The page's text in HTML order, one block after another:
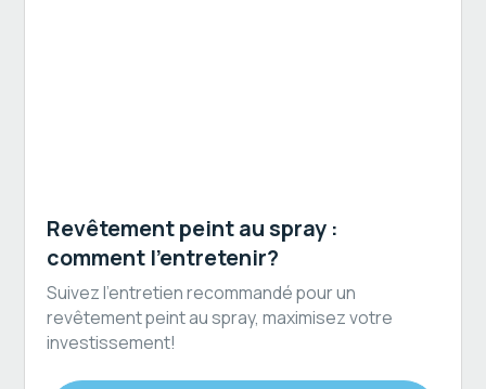
Revêtement peint au spray :
comment l'entretenir?
Suivez l'entretien recommandé pour un
revêtement peint au spray, maximisez votre
investissement!